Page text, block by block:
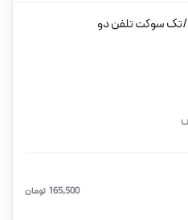
/تک سوکت تلفن دو
تومان 165,500